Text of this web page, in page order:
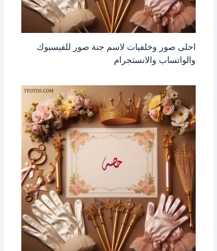
احلى صور وخلفيات لاسم جنة صور للفيسبوك
والواتساب والانستجرام